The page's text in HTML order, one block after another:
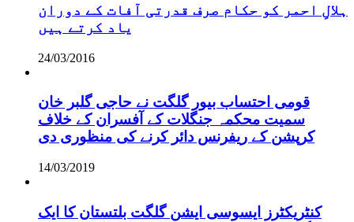
ہلالِ احمر کو حکام صرف قدرتی آفات کے دوران
یاد کرتے ہیں
24/03/2016
قومی احتساب بیور گلگت نے حاجی گلبر خان
سمیت محکمہ جنگلات کے آفسران کے خلاف
کرپشن کے ریفرنس دائر کرنے کی منظوری دی
14/03/2019
کنٹریکٹرز ایسوسی ایشن گلگت بلتستان کا ایک